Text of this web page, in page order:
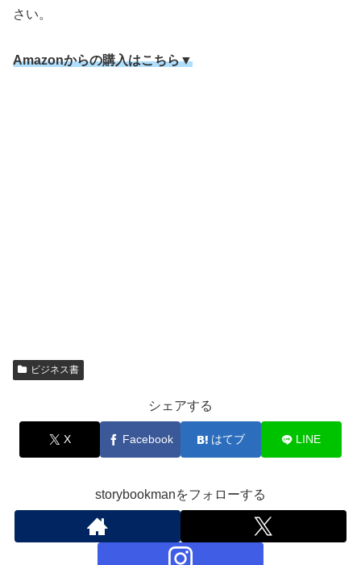
さい。
Amazonからの購入はこちら▼
ビジネス書
シェアする
X Facebook はてブ LINE
storybookmanをフォローする